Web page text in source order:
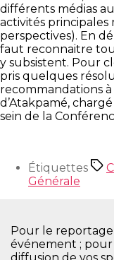
différents médias
activités principales
perspectives). En
faut reconnaitre
y subsistent. Pour
pris quelques
recommandations à
d’Atakpamé,
sein de la
Étiquettes
Générale
Pour le
événement ; pour